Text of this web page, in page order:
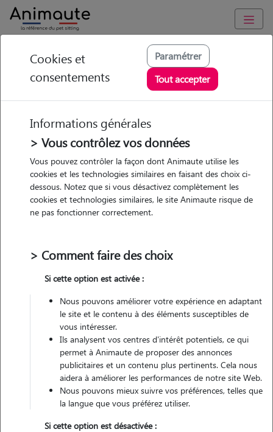
Animaute Occitanie Marvejols
Aurore - Petsitter à
Recoules-de-Fumas
5/5 (1 avis)
• 31 ans
chez le Pet Sitter
4 animaux Maison
Véhiculé
Gardes réalisées
Contacter
L'envoi d'une demande est sans engagement
Cookies et
consentements
Paramétrer
Tout accepter
Informations générales
> Vous contrôlez vos données
Vous pouvez contrôler la façon dont Animaute utilise les
cookies et les technologies similaires en faisant des choix ci-
dessous. Notez que si vous désactivez complètement les
cookies et technologies similaires, le site Animaute risque de
ne pas fonctionner correctement.
> Comment faire des choix
Si cette option est activée :
Nous pouvons améliorer votre expérience en adaptant
le site et le contenu à des éléments susceptibles de
vous intéresser.
Ils analysent vos centres d'intérêt potentiels, ce qui
permet à Animaute de proposer des annonces
publicitaires et un contenu plus pertinents. Cela nous
aidera à améliorer les performances de notre site Web.
Nous pouvons mieux suivre vos préférences, telles que
la langue que vous préférez utiliser.
Si cette option est désactivée :